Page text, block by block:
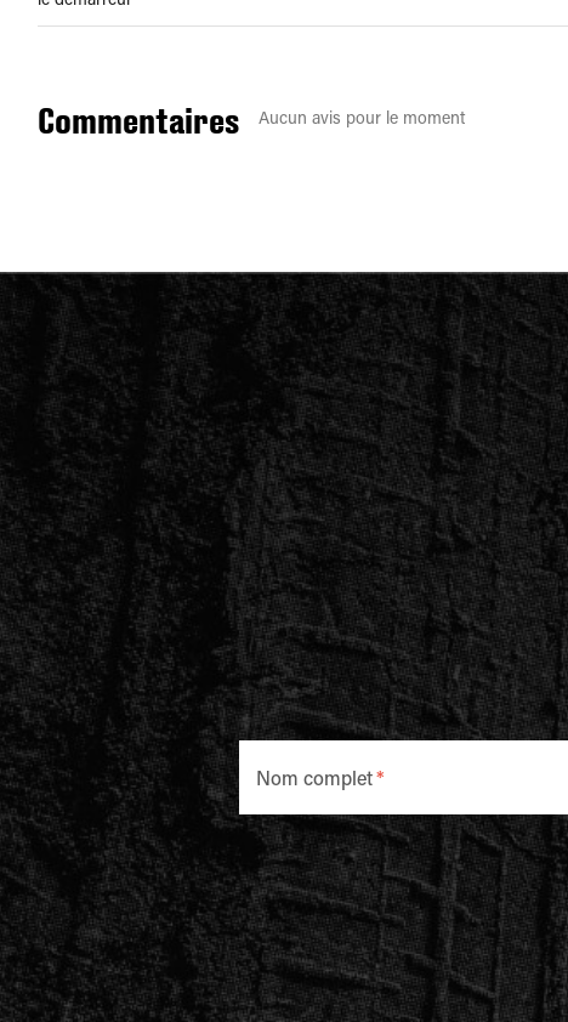
Commentaires Aucun avis pour le moment
Nom complet *